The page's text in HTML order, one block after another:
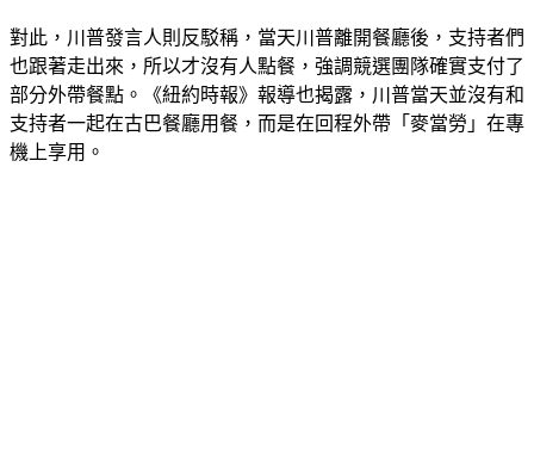
對此，川普發言人則反駁稱，當天川普離開餐廳後，支持者們
也跟著走出來，所以才沒有人點餐，強調競選團隊確實支付了
部分外帶餐點。《紐約時報》報導也揭露，川普當天並沒有和
支持者一起在古巴餐廳用餐，而是在回程外帶「麥當勞」在專